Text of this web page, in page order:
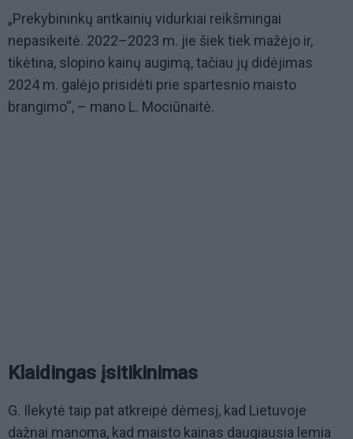
„Prekybininkų antkainių vidurkiai reikšmingai
nepasikeitė. 2022–2023 m. jie šiek tiek mažėjo ir,
tikėtina, slopino kainų augimą, tačiau jų didėjimas
2024 m. galėjo prisidėti prie spartesnio maisto
brangimo“, – mano L. Mociūnaitė.
Klaidingas įsitikinimas
G. Ilekytė taip pat atkreipė dėmesį, kad Lietuvoje
dažnai manoma, kad maisto kainas daugiausia lemia